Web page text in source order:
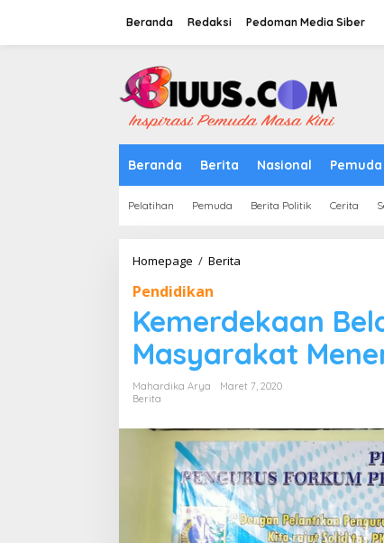
Beranda Redaksi Pedoman Media Siber
Beranda Berita Nasional Pemuda
Pelatihan Pemuda Berita Politik Cerita
Homepage / Berita
PKBM
Pilihan
Masyarakat
Menempuh
Pendidikan
Kemerdekaan
Masyarakat
Mahardika Arya
Maret 7, 2020
Berita